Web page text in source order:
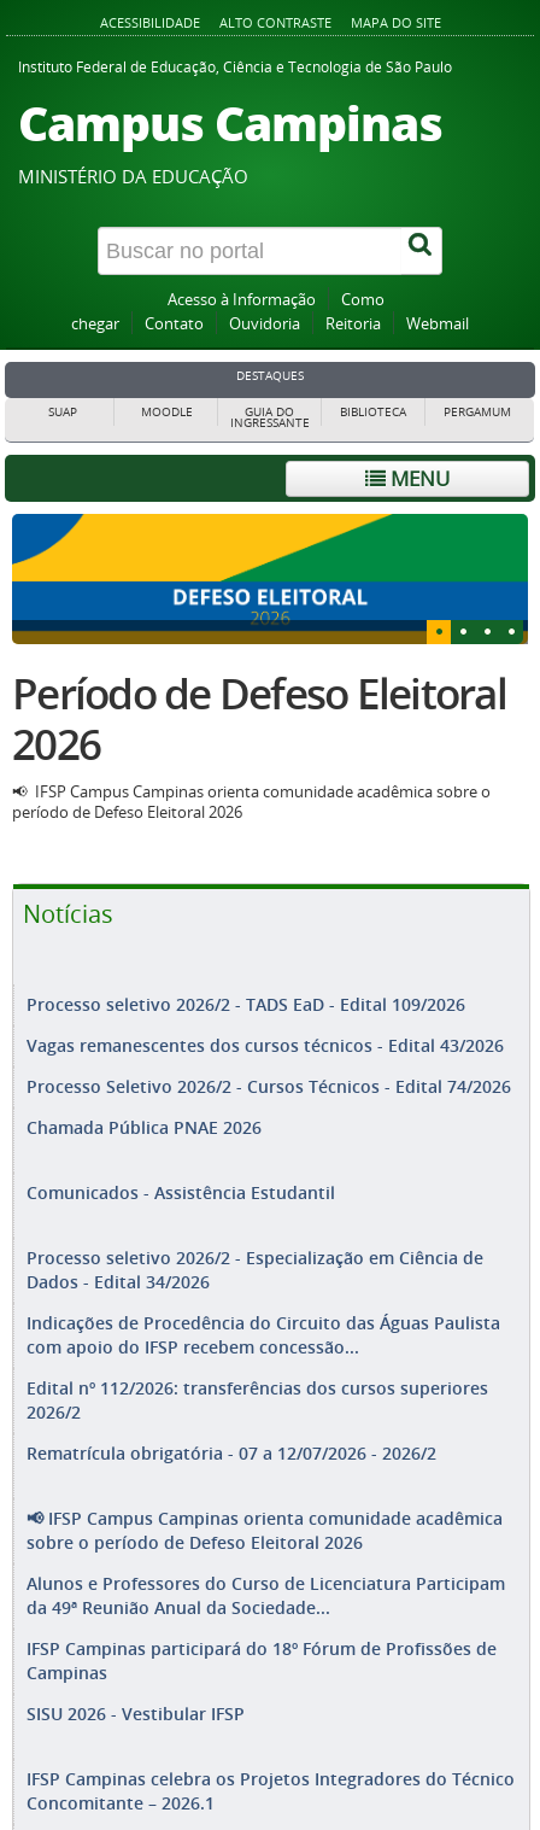
ACESSIBILIDADE ALTO CONTRASTE MAPA DO SITE
Instituto Federal de Educação, Ciência e Tecnologia de São Paulo
Campus Campinas
MINISTÉRIO DA EDUCAÇÃO
Acesso à Informação
Como
chegar
Contato Ouvidoria Reitoria Webmail
DESTAQUES
SUAP MOODLE GUIA DO
INGRESSANTE
BIBLIOTECA PERGAMUM
MENU
Período de Defeso Eleitoral
2026
📢 IFSP Campus Campinas orienta comunidade acadêmica sobre o
período de Defeso Eleitoral 2026
Notícias
Processo seletivo 2026/2 - TADS EaD - Edital 109/2026
Vagas remanescentes dos cursos técnicos - Edital 43/2026
Processo Seletivo 2026/2 - Cursos Técnicos - Edital 74/2026
Chamada Pública PNAE 2026
Comunicados - Assistência Estudantil
Processo seletivo 2026/2 - Especialização em Ciência de
Dados - Edital 34/2026
Indicações de Procedência do Circuito das Águas Paulista
com apoio do IFSP recebem concessão...
Edital nº 112/2026: transferências dos cursos superiores
2026/2
Rematrícula obrigatória - 07 a 12/07/2026 - 2026/2
📢 IFSP Campus Campinas orienta comunidade acadêmica
sobre o período de Defeso Eleitoral 2026
Alunos e Professores do Curso de Licenciatura Participam
da 49ª Reunião Anual da Sociedade...
IFSP Campinas participará do 18º Fórum de Profissões de
Campinas
SISU 2026 - Vestibular IFSP
IFSP Campinas celebra os Projetos Integradores do Técnico
Concomitante – 2026.1